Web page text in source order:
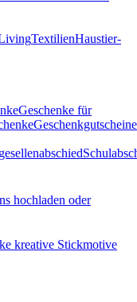
TextilienHaustier-
Geschenke für
Geschenkgutscheine
hochladen oder
kreative Stickmotive